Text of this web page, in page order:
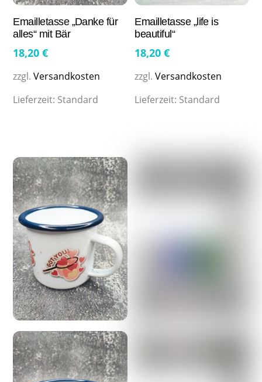
Emailletasse „Danke für
alles“ mit Bär
18,20€
zzgl.Versandkosten
Lieferzeit: Standard
Emailletasse „life is
beautiful“
18,20€
zzgl.Versandkosten
Lieferzeit: Standard